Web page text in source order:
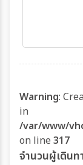
Warning:
in
/var/www/
on line 317
จำนวนผู้เดินท